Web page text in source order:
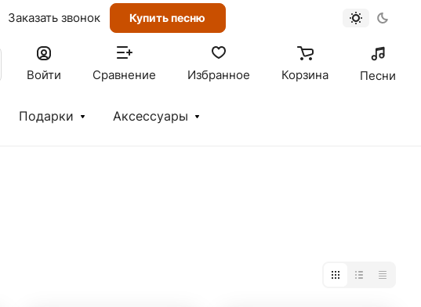
Заказать звонок Купить песню
Войти Сравнение Избранное Корзина Песни
Подарки Аксессуары